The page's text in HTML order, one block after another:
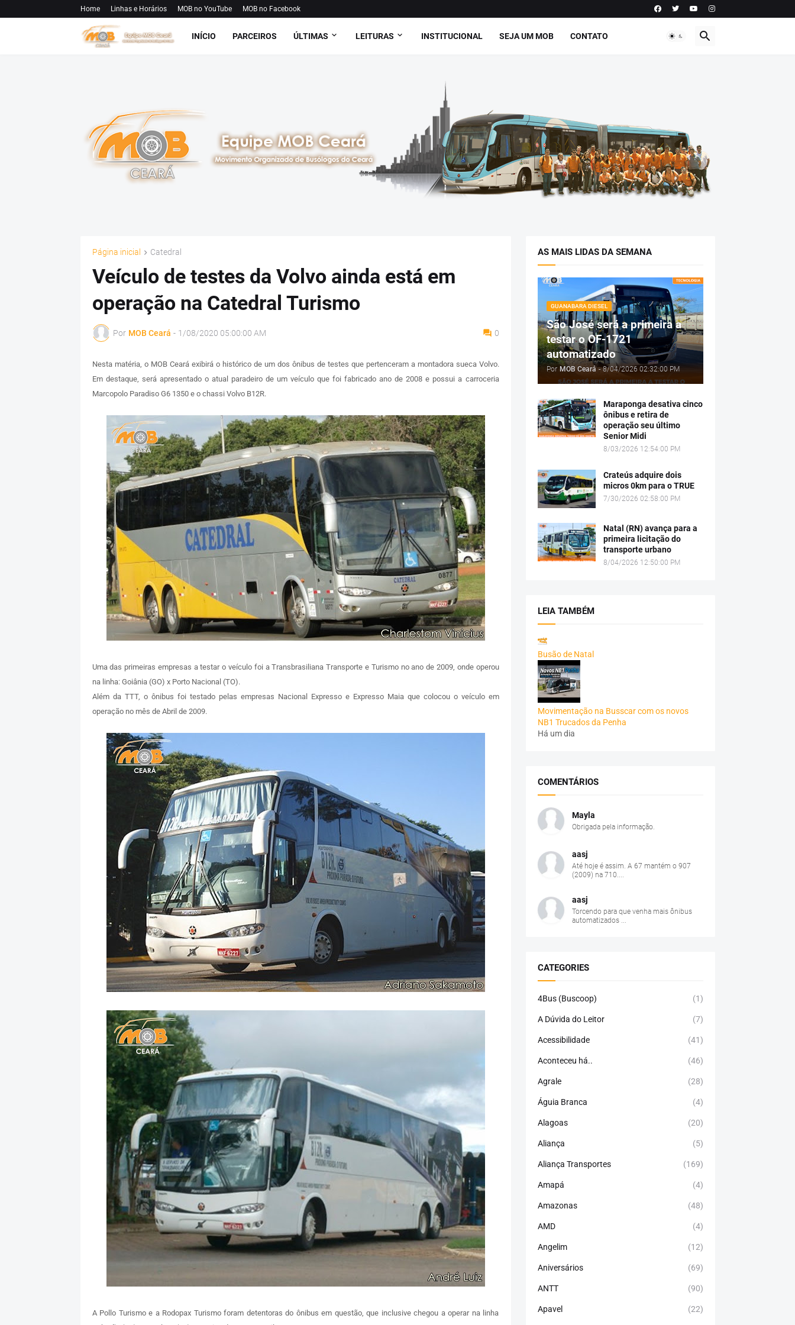
Home Linhas e Horários MOB no YouTube MOB no Facebook
INÍCIO PARCEIROS ÚLTIMAS LEITURAS INSTITUCIONAL SEJA UM MOB CONTATO
Página inicial Catedral
Veículo de testes da Volvo ainda está em
operação na Catedral Turismo
Por MOB Ceará - 1/08/2020 05:00:00 AM 0
Nesta matéria, o MOB Ceará exibirá o histórico de um dos ônibus de testes que pertenceram a montadora sueca Volvo.
Em destaque, será apresentado o atual paradeiro de um veículo que foi fabricado ano de 2008 e possui a carroceria
Marcopolo Paradiso G6 1350 e o chassi Volvo B12R.
Uma das primeiras empresas a testar o veículo foi a Transbrasiliana Transporte e Turismo no ano de 2009, onde operou
na linha: Goiânia (GO) x Porto Nacional (TO).
Além da TTT, o ônibus foi testado pelas empresas Nacional Expresso e Expresso Maia que colocou o veículo em
operação no mês de Abril de 2009.
A Pollo Turismo e a Rodopax Turismo foram detentoras do ônibus em questão, que inclusive chegou a operar na linha
AS MAIS LIDAS DA SEMANA
GUANABARA DIESEL
São José será a primeira a
testar o OF-1721
automatizado
Por MOB Ceará - 8/04/2026 02:32:00 PM
Maraponga desativa cinco
ônibus e retira de
operação seu último
Senior Midi
8/03/2026 12:54:00 PM
Crateús adquire dois
micros 0km para o TRUE
7/30/2026 02:58:00 PM
Natal (RN) avança para a
primeira licitação do
transporte urbano
8/04/2026 12:50:00 PM
LEIA TAMBÉM
Busão de Natal
Movimentação na Busscar com os novos
NB1 Trucados da Penha
Há um dia
COMENTÁRIOS
Mayla
Obrigada pela informação.
aasj
Até hoje é assim. A 67 mantém o 907
(2009) na 710....
aasj
Torcendo para que venha mais ônibus
automatizados ...
CATEGORIES
4Bus (Buscoop) (1)
A Dúvida do Leitor (7)
Acessibilidade (41)
Aconteceu há.. (46)
Agrale (28)
Águia Branca (4)
Alagoas (20)
Aliança (5)
Aliança Transportes (169)
Amapá (4)
Amazonas (48)
AMD (4)
Angelim (12)
Aniversários (69)
ANTT (90)
Apavel (22)